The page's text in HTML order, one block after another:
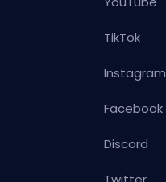
TikTok
Instagram
Facebook
Discord